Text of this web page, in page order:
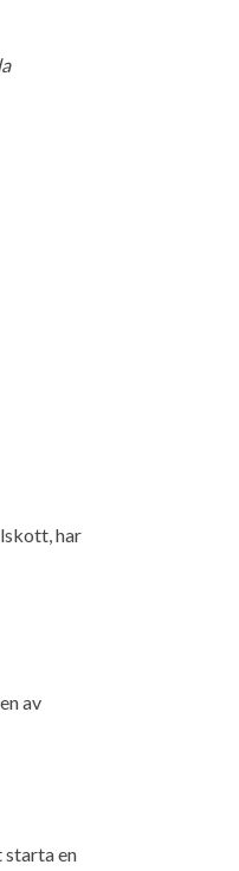
har
av
starta en